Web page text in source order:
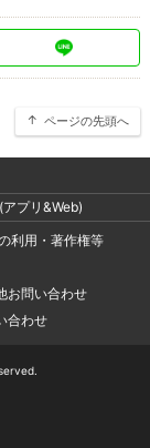
ページの先頭へ
プリ&Web)
利用・著作権等
お問い合わせ
合わせ